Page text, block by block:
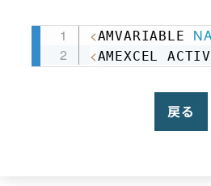
<AMVARIABLE
<AMEXCEL
戻る